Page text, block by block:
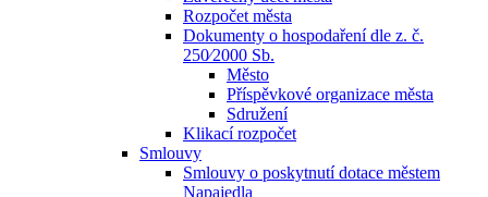
Rozpočet města
Dokumenty o hospodaření dle z. č.
250⁄2000 Sb.
Město
Příspěvkové organizace města
Sdružení
Klikací rozpočet
Smlouvy
Smlouvy o poskytnutí dotace městem
Napajedla